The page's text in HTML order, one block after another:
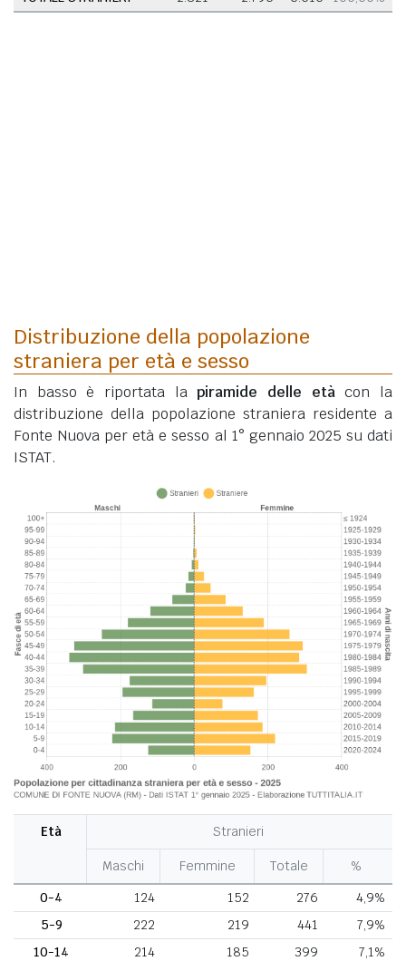
Distribuzione della popolazione
straniera per età e sesso
In basso è riportata lapiramide delle etàcon la
distribuzione della popolazione straniera residente a
Fonte Nuova per età e sesso al 1° gennaio 2025 su dati
ISTAT.
Età Stranieri
Maschi Femmine Totale
%
0-4
124 152 276
4,9%
5-9
222 219 441
7,9%
10-14
214 185 399
7,1%